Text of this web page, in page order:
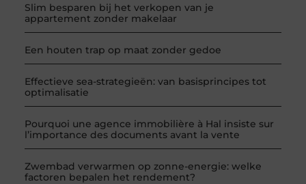
Slim besparen bij het verkopen van je
appartement zonder makelaar
Een houten trap op maat zonder gedoe
Effectieve sea-strategieën: van basisprincipes tot
optimalisatie
Pourquoi une agence immobilière à Hal insiste sur
l’importance des documents avant la vente
Zwembad verwarmen op zonne-energie: welke
factoren bepalen het rendement?